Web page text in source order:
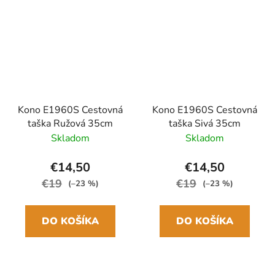
Kono E1960S Cestovná
taška Ružová 35cm
Skladom
€14,50
€19 (–23 %)
DO KOŠÍKA
Kono E1960S Cestovná
taška Sivá 35cm
Skladom
€14,50
€19 (–23 %)
DO KOŠÍKA